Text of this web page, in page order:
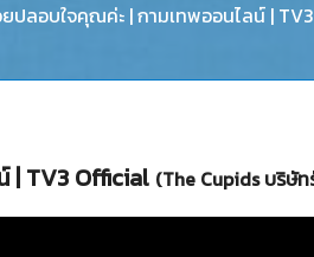
ปลอบใจคุณค่ะ | กามเทพออนไลน์ |
| TV3 Official (The Cupids บริษั